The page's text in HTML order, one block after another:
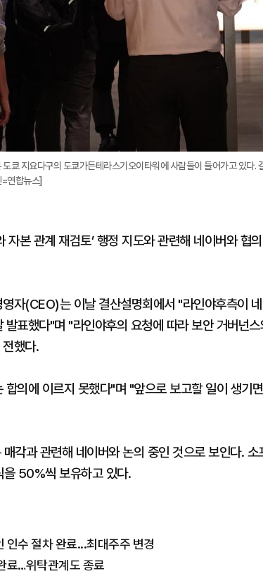
쿄 지요다구의 도쿄가든테라스기오이타워에 사람들이 들어가고 있다.
연합뉴스]
자본 관계 재검토’ 행정 지도와 관련해 네이버와 협
자(CEO)는 이날 결산설명회에서 "라인야후측이
표했다"며 "라인야후의 요청에 따라 보안 거버넌
했다.
의에 이르지 못했다"며 "앞으로 보고할 일이 생기
각과 관련해 네이버와 논의 중인 것으로 보인다. 소
을 50%씩 보유하고 있다.
인수 절차 완료...최대주주 변경
료…위탁관계도 종료